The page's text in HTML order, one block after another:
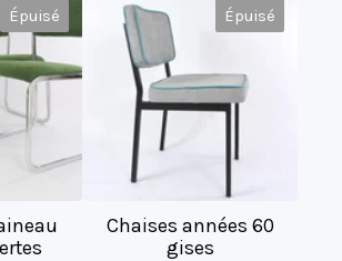
Épuisé Épuisé
Chaises années 60
gises